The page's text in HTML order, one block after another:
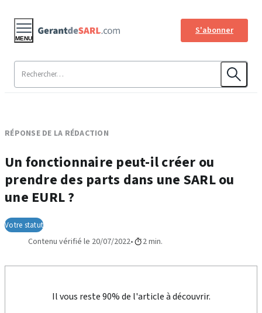
S'abonner
MENU
RÉPONSE DE LA RÉDACTION
Un fonctionnaire peut-il créer ou
prendre des parts dans une SARL ou
une EURL ?
Votre statut
Contenu vérifié le 20/07/2022 2 min.
Il vous reste 90% de l'article à découvrir.